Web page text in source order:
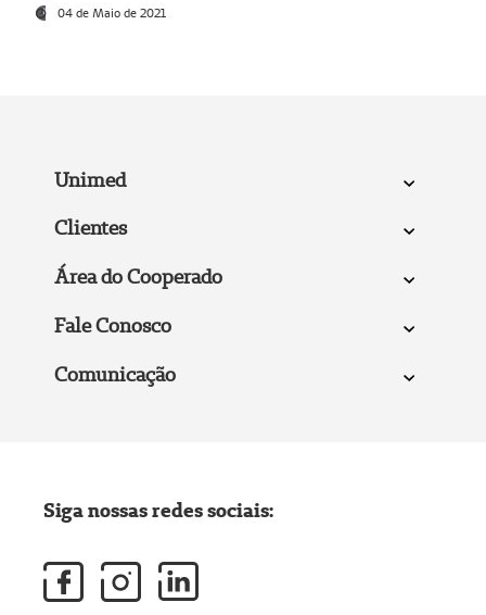
04 de Maio de 2021
Unimed
Clientes
Área do Cooperado
Fale Conosco
Comunicação
Siga nossas redes sociais: